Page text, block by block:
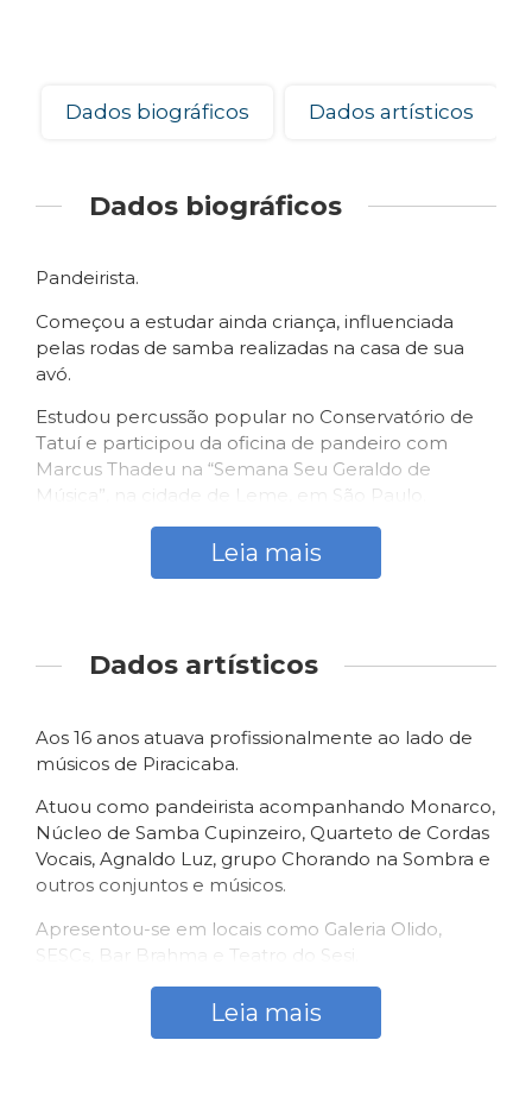
Dados biográficos Dados artísticos
Dados biográficos
Pandeirista.
Começou a estudar ainda criança, influenciada
pelas rodas de samba realizadas na casa de sua
avó.
Estudou percussão popular no Conservatório de
Tatuí e participou da oficina de pandeiro com
Marcus Thadeu na “Semana Seu Geraldo de
Música”, na cidade de Leme, em São Paulo.
Leia mais
Dados artísticos
Aos 16 anos atuava profissionalmente ao lado de
músicos de Piracicaba.
Atuou como pandeirista acompanhando Monarco,
Núcleo de Samba Cupinzeiro, Quarteto de Cordas
Vocais, Agnaldo Luz, grupo Chorando na Sombra e
outros conjuntos e músicos.
Apresentou-se em locais como Galeria Olido,
SESCs, Bar Brahma e Teatro do Sesi.
Integrou como pandeirista, ao lado de Marcus
Godoy (violão de sete cordas), Saulo Ligo
Leia mais